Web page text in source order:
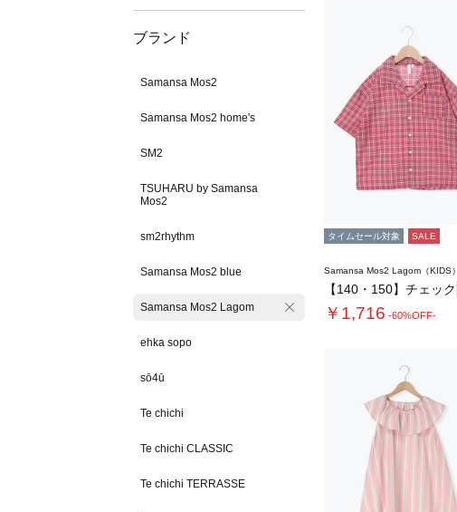
ブランド
Samansa Mos2
Samansa Mos2 home's
SM2
TSUHARU by Samansa
Mos2
sm2rhythm
Samansa Mos2 blue
Samansa Mos2 Lagom
ehka sopo
sō4ū
Te chichi
Te chichi CLASSIC
Te chichi TERRASSE
タイムセール対象 SALE
Samansa Mos2 Lagom（KIDS）
￥1,716 -60%OFF-